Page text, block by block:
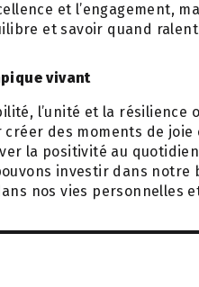
et l’engagement,
et savoir quand
vivant
l’unité et la
des moments de
la positivité au
investir dans
nos vies personnelles